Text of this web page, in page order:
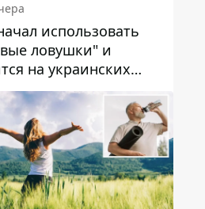
использовать
ловушки" и
на украинских